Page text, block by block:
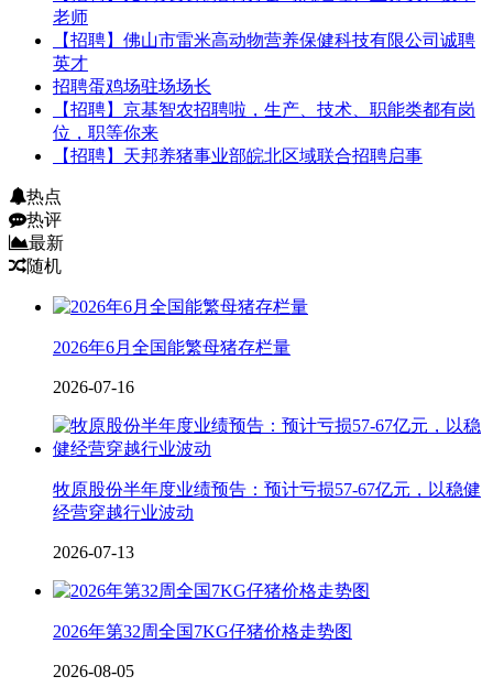
老师
【招聘】佛山市雷米高动物营养保健科技有限公司诚聘
英才
招聘蛋鸡场驻场场长
【招聘】京基智农招聘啦，生产、技术、职能类都有岗
位，职等你来
【招聘】天邦养猪事业部皖北区域联合招聘启事
热点
热评
最新
随机
2026年6月全国能繁母猪存栏量
2026-07-16
牧原股份半年度业绩预告：预计亏损57-67亿元，以稳健
经营穿越行业波动
2026-07-13
2026年第32周全国7KG仔猪价格走势图
2026-08-05